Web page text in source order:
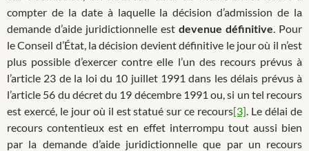
compter de la date à laquelle la décision d’admission de la
demande d’aide juridictionnelle est devenue définitive. Pour
le Conseil d’État, la décision devient définitive le jour où il n’est
plus possible d’exercer contre elle l’un des recours prévus à
l’article 23 de la loi du 10 juillet 1991 dans les délais prévus à
l’article 56 du décret du 19 décembre 1991 ou, si un tel recours
est exercé, le jour où il est statué sur ce recours[3]. Le délai de
recours contentieux est en effet interrompu tout aussi bien
par la demande d’aide juridictionnelle que par un recours